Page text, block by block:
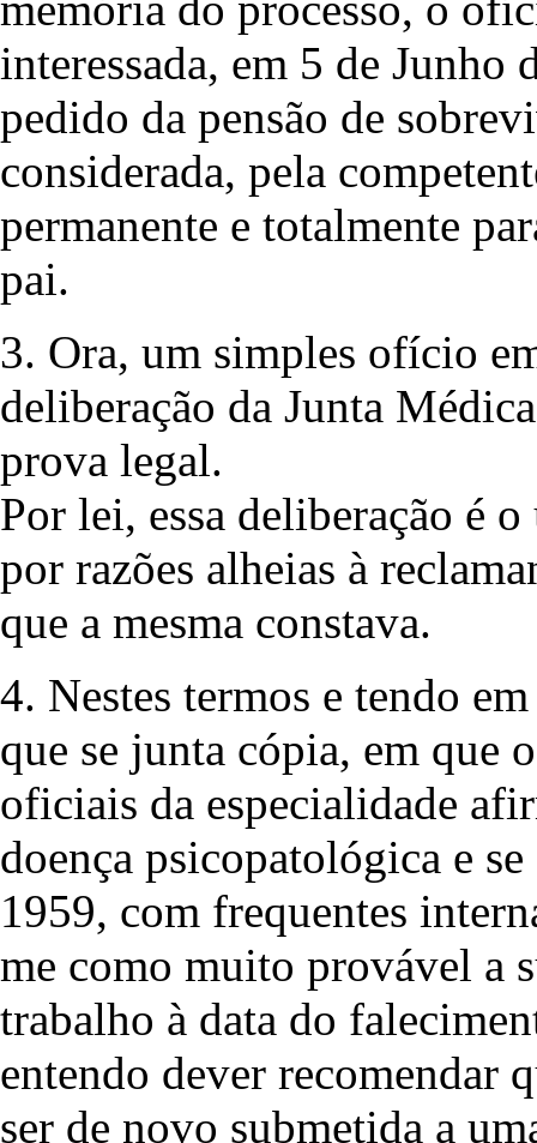
interessada, em 5 de
pedido da pensão de
considerada, pela
permanente e totalmente
pai.
3. Ora, um simples ofício
deliberação da Junta
prova legal.
Por lei, essa deliberação é
por razões alheias à
que a mesma constava.
4. Nestes termos e tendo
que se junta cópia, em que
oficiais da especialidade
doença psicopatológica e
1959, com frequentes
me como muito provável a
trabalho à data do
entendo dever recomendar
ser de novo submetida a